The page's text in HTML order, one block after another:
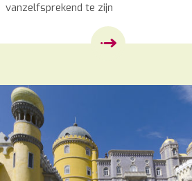
vanzelfsprekend te zijn